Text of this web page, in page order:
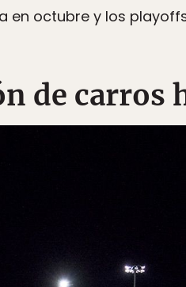
en octubre y los
de carros